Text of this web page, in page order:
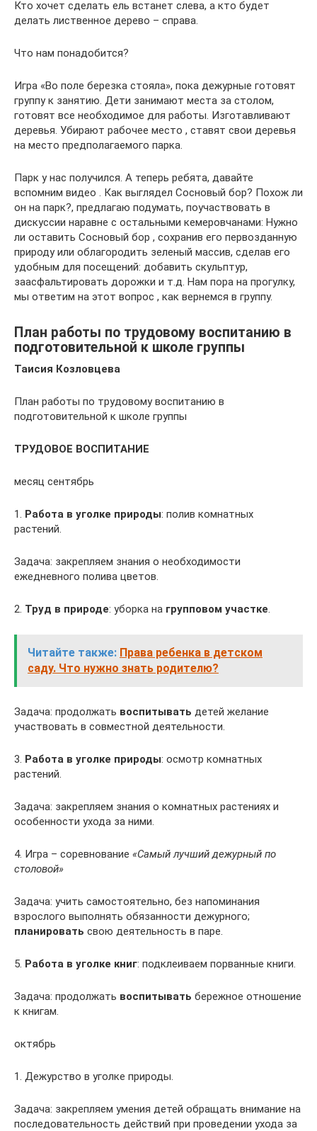
Кто хочет сделать ель встанет слева, а кто будет
делать лиственное дерево – справа.
Что нам понадобится?
Игра «Во поле березка стояла», пока дежурные готовят
группу к занятию. Дети занимают места за столом,
готовят все необходимое для работы. Изготавливают
деревья. Убирают рабочее место , ставят свои деревья
на место предполагаемого парка.
Парк у нас получился. А теперь ребята, давайте
вспомним видео . Как выглядел Сосновый бор? Похож ли
он на парк?, предлагаю подумать, поучаствовать в
дискуссии наравне с остальными кемеровчанами: Нужно
ли оставить Сосновый бор , сохранив его первозданную
природу или облагородить зеленый массив, сделав его
удобным для посещений: добавить скульптур,
заасфальтировать дорожки и т.д. Нам пора на прогулку,
мы ответим на этот вопрос , как вернемся в группу.
План работы по трудовому воспитанию в
подготовительной к школе группы
Таисия Козловцева
План работы по трудовому воспитанию в
подготовительной к школе группы
ТРУДОВОЕ ВОСПИТАНИЕ
месяц сентябрь
1. Работа в уголке природы: полив комнатных
растений.
Задача: закрепляем знания о необходимости
ежедневного полива цветов.
2. Труд в природе: уборка на групповом участке.
Читайте также: Права ребенка в детском
саду. Что нужно знать родителю?
Задача: продолжать воспитывать детей желание
участвовать в совместной деятельности.
3. Работа в уголке природы: осмотр комнатных
растений.
Задача: закрепляем знания о комнатных растениях и
особенности ухода за ними.
4. Игра – соревнование «Самый лучший дежурный по
столовой»
Задача: учить самостоятельно, без напоминания
взрослого выполнять обязанности дежурного;
планировать свою деятельность в паре.
5. Работа в уголке книг: подклеиваем порванные книги.
Задача: продолжать воспитывать бережное отношение
к книгам.
октябрь
1. Дежурство в уголке природы.
Задача: закрепляем умения детей обращать внимание на
последовательность действий при проведении ухода за